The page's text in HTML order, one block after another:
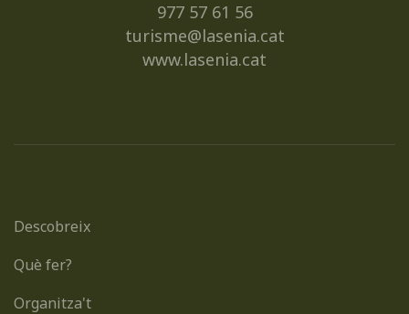
977 57 61 56
turisme@lasenia.cat
www.lasenia.cat
Descobreix
Què fer?
Organitza't